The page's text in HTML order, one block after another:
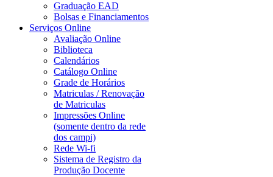
Graduação EAD
Bolsas e Financiamentos
Serviços Online
Avaliação Online
Biblioteca
Calendários
Catálogo Online
Grade de Horários
Matriculas / Renovação
de Matriculas
Impressões Online
(somente dentro da rede
dos campi)
Rede Wi-fi
Sistema de Registro da
Produção Docente